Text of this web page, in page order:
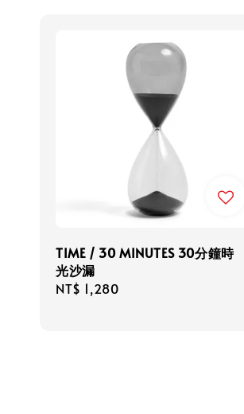
TIME / 30 MINUTES 30分鐘時
光沙漏
Regular
NT$ 1,280